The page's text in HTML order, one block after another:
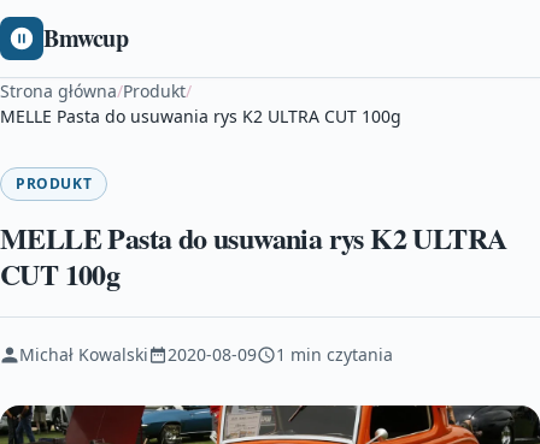
Bmwcup
Strona główna/Produkt/
MELLE Pasta do usuwania rys K2 ULTRA CUT 100g
PRODUKT
MELLE Pasta do usuwania rys K2 ULTRA
CUT 100g
Michał Kowalski 2020-08-09 1 min czytania